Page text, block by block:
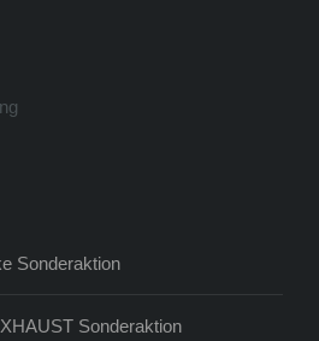
Sonderaktion
Sonderaktion